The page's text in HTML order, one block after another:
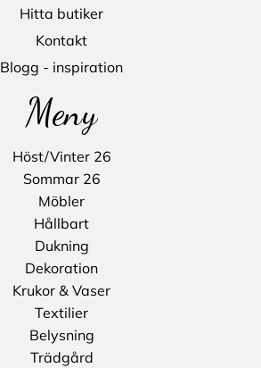
Hitta butiker
Kontakt
Blogg - inspiration
Meny
Höst/Vinter 26
Sommar 26
Möbler
Hållbart
Dukning
Dekoration
Krukor & Vaser
Textilier
Belysning
Trädgård